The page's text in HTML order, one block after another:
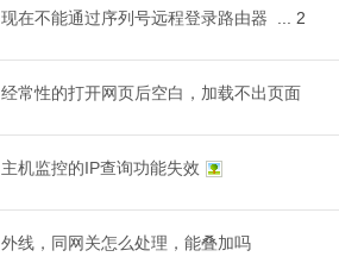
现在不能通过序列号远程登录路由器 2
经常性的打开网页后空白，加载不出页面
主机监控的IP查询功能失效
外线，同网关怎么处理，能叠加吗